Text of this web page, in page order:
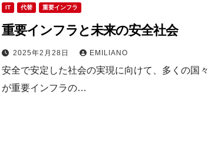
IT 代替 重要インフラ
重要インフラと未来の安全社会
2025年2月28日 EMILIANO
安全で安定した社会の実現に向けて、多くの国々
が重要インフラの…